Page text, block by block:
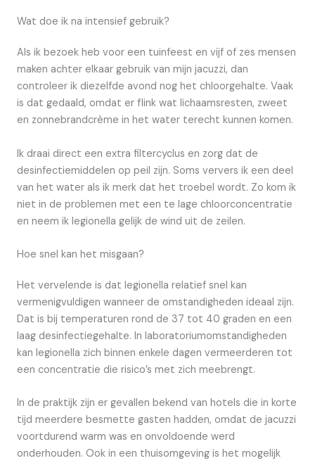
Wat doe ik na intensief gebruik?
Als ik bezoek heb voor een tuinfeest en vijf of zes mensen
maken achter elkaar gebruik van mijn jacuzzi, dan
controleer ik diezelfde avond nog het chloorgehalte. Vaak
is dat gedaald, omdat er flink wat lichaamsresten, zweet
en zonnebrandcrème in het water terecht kunnen komen.
Ik draai direct een extra filtercyclus en zorg dat de
desinfectiemiddelen op peil zijn. Soms ververs ik een deel
van het water als ik merk dat het troebel wordt. Zo kom ik
niet in de problemen met een te lage chloorconcentratie
en neem ik legionella gelijk de wind uit de zeilen.
Hoe snel kan het misgaan?
Het vervelende is dat legionella relatief snel kan
vermenigvuldigen wanneer de omstandigheden ideaal zijn.
Dat is bij temperaturen rond de 37 tot 40 graden en een
laag desinfectiegehalte. In laboratoriumomstandigheden
kan legionella zich binnen enkele dagen vermeerderen tot
een concentratie die risico’s met zich meebrengt.
In de praktijk zijn er gevallen bekend van hotels die in korte
tijd meerdere besmette gasten hadden, omdat de jacuzzi
voortdurend warm was en onvoldoende werd
onderhouden. Ook in een thuisomgeving is het mogelijk